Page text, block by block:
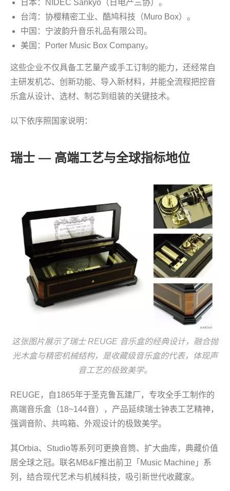
日本：NIDEC Sankyo（日电产三协）。
台湾：协樱精密工业、酷鸠科技（Muro Box）。
中国：宁波韵升音乐礼品有限公司。
美国：Porter Music Box Company。
这些企业不仅具备工艺量产或手工订制的能力，还经常自
主研发机芯、创新功能、导入新材料，并能全流程把控音
乐盒从设计、选材、制芯到组装的关键技术。
以下依序照国家说明：
瑞士 — 高端工艺与全球指标地位
这张图片展示了瑞士 REUGE 音乐盒的经典设计，融合抛
光木盒与精密机械结构，是收藏级音乐盒的代表，体现声
音工艺的极致美学。
REUGE，自1865年于圣克鲁瓦建厂，专攻全手工制作的
高端音乐盒（18~144音），产品延续瑞士钟表工艺精神，
强调音阶、共鸣箱、外观设计的极致美学。
其Orbia、Studio等系列可更换音筒、扩大曲库，典藏价值
居全球之冠。联名MB&F推出前卫「Music Machine」系
列，结合现代艺术与机械科技，吸引新世代收藏家。